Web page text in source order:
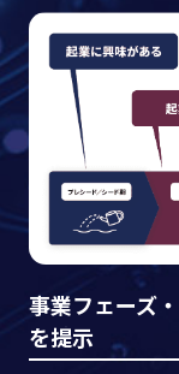
事業フェーズ
を提示